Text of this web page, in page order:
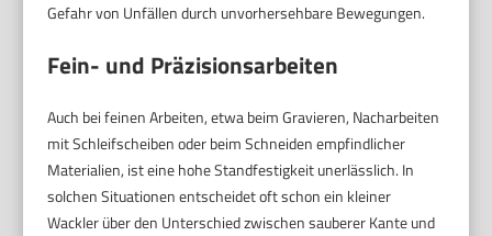
Gefahr von Unfällen durch unvorhersehbare Bewegungen.
Fein- und Präzisionsarbeiten
Auch bei feinen Arbeiten, etwa beim Gravieren, Nacharbeiten
mit Schleifscheiben oder beim Schneiden empfindlicher
Materialien, ist eine hohe Standfestigkeit unerlässlich. In
solchen Situationen entscheidet oft schon ein kleiner
Wackler über den Unterschied zwischen sauberer Kante und